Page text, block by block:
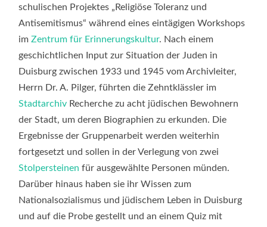
schulischen Projektes „Religiöse Toleranz und
Antisemitismus“ während eines eintägigen Workshops
im Zentrum für Erinnerungskultur. Nach einem
geschichtlichen Input zur Situation der Juden in
Duisburg zwischen 1933 und 1945 vom Archivleiter,
Herrn Dr. A. Pilger, führten die Zehntklässler im
Stadtarchiv Recherche zu acht jüdischen Bewohnern
der Stadt, um deren Biographien zu erkunden. Die
Ergebnisse der Gruppenarbeit werden weiterhin
fortgesetzt und sollen in der Verlegung von zwei
Stolpersteinen für ausgewählte Personen münden.
Darüber hinaus haben sie ihr Wissen zum
Nationalsozialismus und jüdischem Leben in Duisburg
und auf die Probe gestellt und an einem Quiz mit